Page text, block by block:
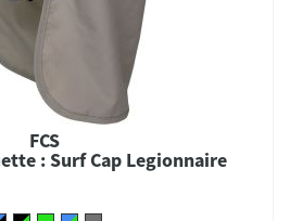
FCS
: Surf Cap Legionnaire